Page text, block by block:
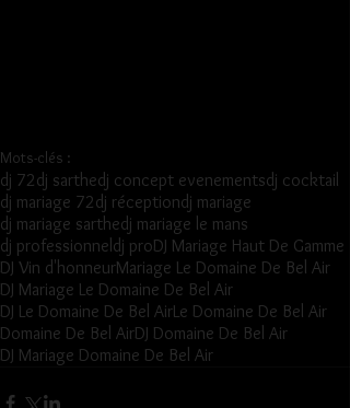
Mots-clés :
dj 72dj sarthedj concept evenementsdj cocktail
dj mariage 72dj réceptiondj mariage
dj mariage sarthedj mariage le mans
dj professionnel dj proDJ Mariage Haut De Gamme
DJ Vin d'honneurMariage Le Domaine De Bel Air
DJ Mariage Le Domaine De Bel Air
DJ Le Domaine De Bel AirLe Domaine De Bel Air
Domaine De Bel AirDJ Domaine De Bel Air
DJ Mariage Domaine De Bel Air